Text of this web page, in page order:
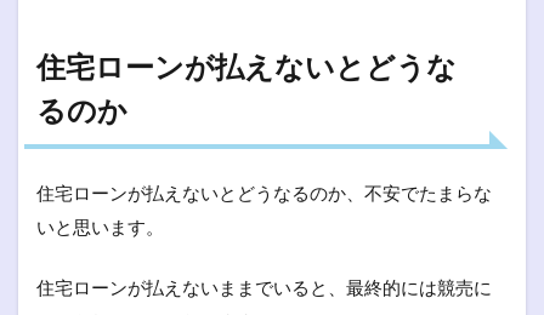
住宅ローンが払えないとどうな
るのか
住宅ローンが払えないとどうなるのか、不安でたまらな
いと思います。
住宅ローンが払えないままでいると、最終的には競売に